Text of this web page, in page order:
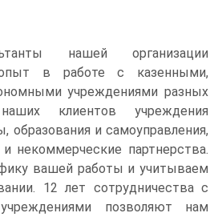
нашей организации
в работе с казенными,
учреждениями разных
клиентов учреждения
образования и самоуправления,
некоммерческие партнерства.
вашей работы и учитываем
12 лет сотрудничества с
позволяют нам